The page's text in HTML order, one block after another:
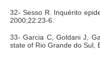
32- Sesso R. Inquérito
2000;22:23-6.
33- Garcia C, Goldani J,
state of Rio Grande do Sul,